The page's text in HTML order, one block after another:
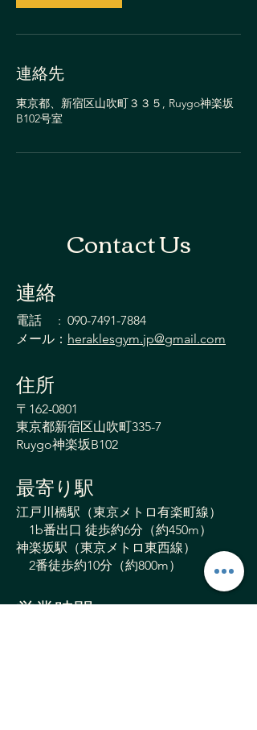
連絡先
東京都、新宿区山吹町３３５, Ruygo神楽坂
B102号室
Contact Us
連絡
電話 : 090-7491-7884
メール： heraklesgym.jp@gmail.com
​住所
〒162-0801
東京都新宿区山吹町335-7
Ruygo神楽坂B102
最寄り駅
江戸川橋駅（東京メトロ有楽町線）
1b番出口 徒歩約6分（約450m）
神楽坂駅（東京メトロ東西線）
2番徒歩約10分（約800m）
営業時間